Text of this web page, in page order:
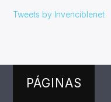
Tweets by Invenciblenet
PÁGINAS